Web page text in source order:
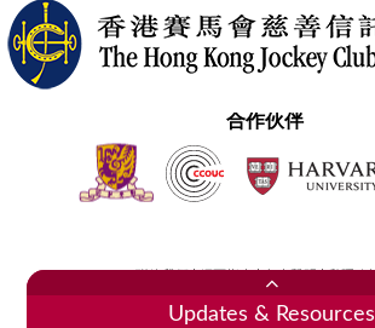
合作伙伴
2020香港醫學專科學院 版權所有
Updates & Resources